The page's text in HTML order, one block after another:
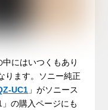
にはいつくもあり
ります。ソニー純正
UC1 」がソニース
の購入ページにも